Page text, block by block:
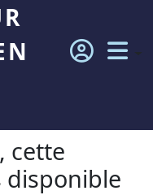
cette
disponible